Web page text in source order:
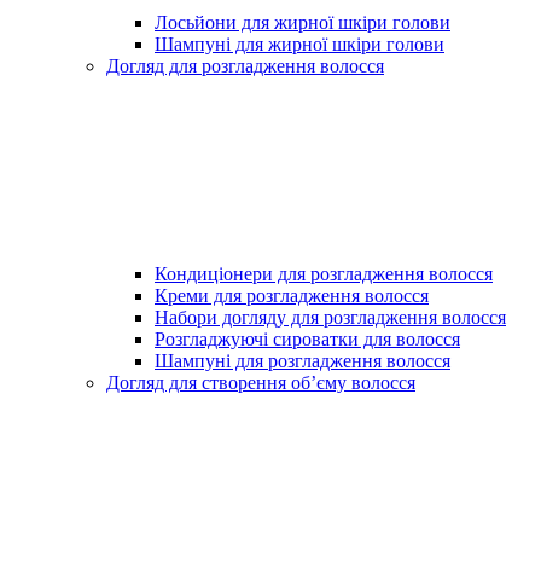
Лосьйони для жирної шкіри голови
Шампуні для жирної шкіри голови
Догляд для розгладження волосся
Кондиціонери для розгладження волосся
Креми для розгладження волосся
Набори догляду для розгладження волосся
Розгладжуючі сироватки для волосся
Шампуні для розгладження волосся
Догляд для створення об’єму волосся